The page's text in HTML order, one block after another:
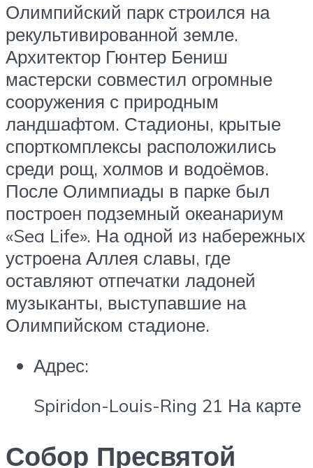
Олимпийский парк строился на
рекультивированной земле.
Архитектор Гюнтер Бениш
мастерски совместил огромные
сооружения с природным
ландшафтом. Стадионы, крытые
спорткомплексы расположились
среди рощ, холмов и водоёмов.
После Олимпиады в парке был
построен подземный океанариум
«Sea Life». На одной из набережных
устроена Аллея славы, где
оставляют отпечатки ладоней
музыканты, выступавшие на
Олимпийском стадионе.
Адрес:
Spiridon-Louis-Ring 21 На карте
Собор Пресвятой